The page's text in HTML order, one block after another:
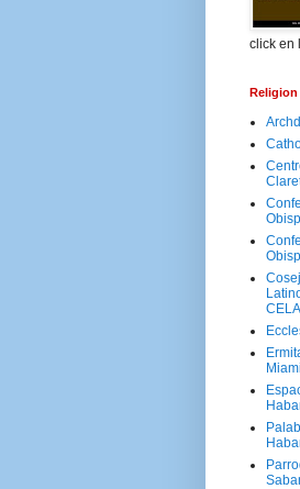
click en
Religion
Miami